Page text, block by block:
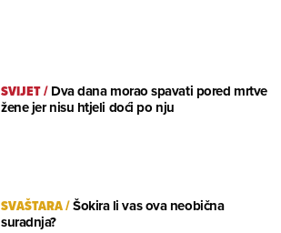
SVIJET/Dva dana morao spavati pored mrtve
žene jer nisu htjeli doći po nju
SVAŠTARA/Šokira li vas ova neobična
suradnja?